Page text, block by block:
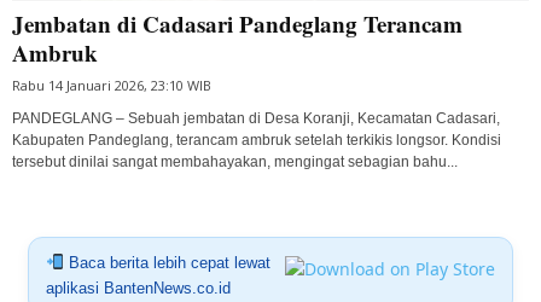
Jembatan di Cadasari Pandeglang Terancam
Ambruk
Rabu 14 Januari 2026, 23:10 WIB
PANDEGLANG – Sebuah jembatan di Desa Koranji, Kecamatan Cadasari,
Kabupaten Pandeglang, terancam ambruk setelah terkikis longsor. Kondisi
tersebut dinilai sangat membahayakan, mengingat sebagian bahu...
Baca berita lebih cepat lewat
aplikasi BantenNews.co.id